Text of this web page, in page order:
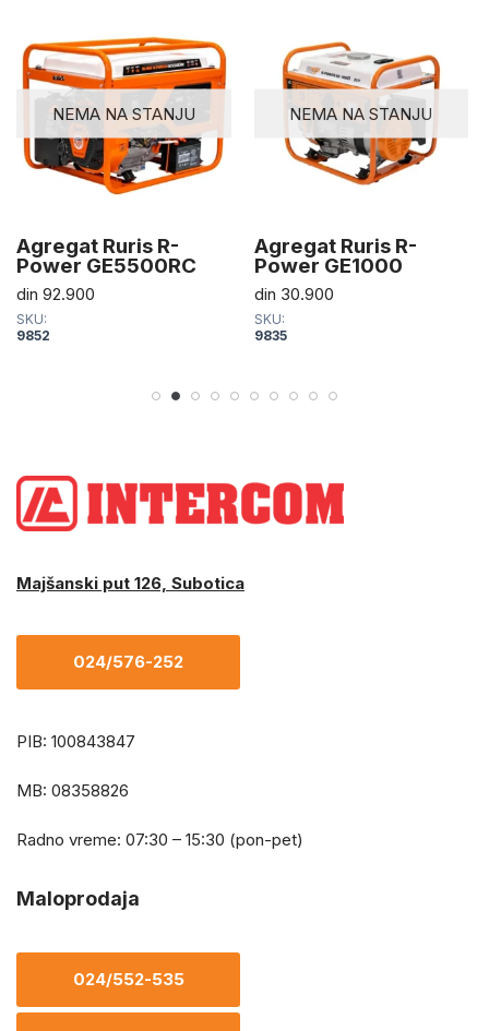
NEMA NA STANJU
Agregat Ruris R-
Power GE5500RC
din 92.900
SKU:
9852
NEMA NA STANJU
Agregat Ruris R-
Power GE1000
din 30.900
SKU:
9835
Majšanski put 126, Subotica
024/576-252
PIB: 100843847
MB: 08358826
Radno vreme: 07:30 – 15:30 (pon-pet)
Maloprodaja
024/552-535